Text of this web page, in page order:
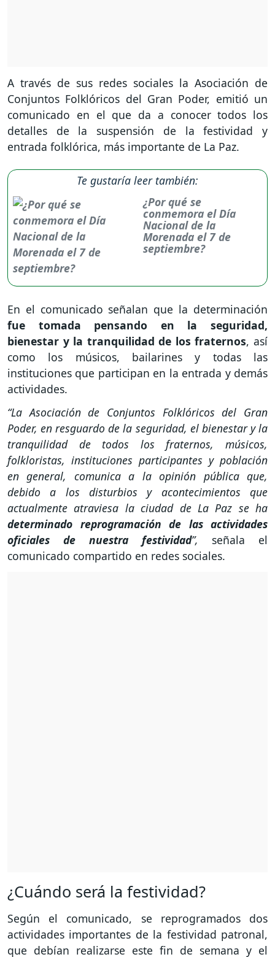
A través de sus redes sociales la Asociación de
Conjuntos Folklóricos del Gran Poder, emitió un
comunicado en el que da a conocer todos los
detalles de la suspensión de la festividad y
entrada folklórica, más importante de La Paz.
Te gustaría leer también:
¿Por qué se
conmemora el Día
Nacional de la
Morenada el 7 de
septiembre?
En el comunicado señalan que la determinación
fue tomada pensando en la seguridad,
bienestar y la tranquilidad de los fraternos, así
como los músicos, bailarines y todas las
instituciones que participan en la entrada y demás
actividades.
“La Asociación de Conjuntos Folklóricos del Gran
Poder, en resguardo de la seguridad, el bienestar y la
tranquilidad de todos los fraternos, músicos,
folkloristas, instituciones participantes y población
en general, comunica a la opinión pública que,
debido a los disturbios y acontecimientos que
actualmente atraviesa la ciudad de La Paz se ha
determinado reprogramación de las actividades
oficiales de nuestra festividad”, señala el
comunicado compartido en redes sociales.
¿Cuándo será la festividad?
Según el comunicado, se reprogramados dos
actividades importantes de la festividad patronal,
que debían realizarse este fin de semana y el